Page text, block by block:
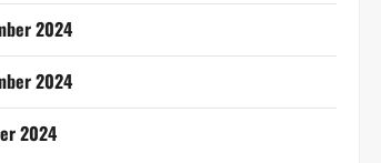
2024
2024
2024